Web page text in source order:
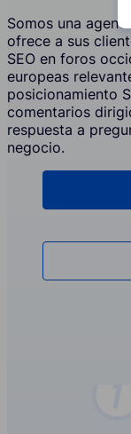
Somos una
ofrece a sus
SEO en foros
europeas
posicionamiento
comentarios
respuesta a
negocio.